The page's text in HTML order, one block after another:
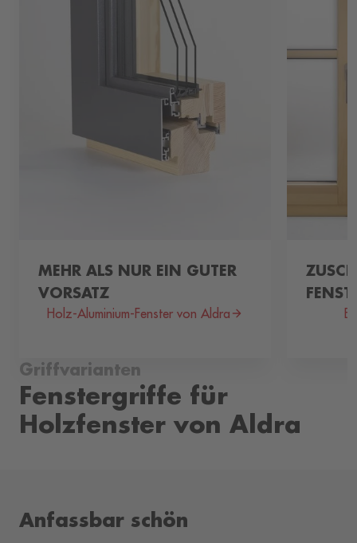
MEHR ALS NUR EIN GUTER
VORSATZ
Holz-Aluminium-Fenster von Aldra
Griffvarianten
Fenstergriffe für
Holzfenster von Aldra
Anfassbar schön